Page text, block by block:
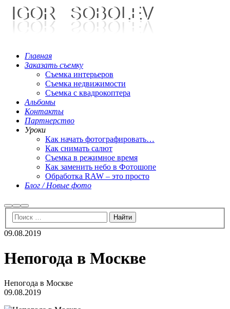
Главная
Заказать съемку
Съемка интерьеров
Съемка недвижимости
Съемка с квадрокоптера
Альбомы
Контакты
Партнерство
Уроки
Как начать фотографировать…
Как снимать салют
Съемка в режимное время
Как заменить небо в Фотошопе
Обработка RAW – это просто
Блог / Новые фото
НайтиБольше
информации
Главное
меню
09.08.2019
Непогода в Москве
Непогода в Москве
09.08.2019